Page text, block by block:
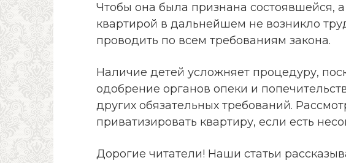
Чтобы она была признана состоявшейся,
квартирой в дальнейшем не возникло
проводить по всем требованиям закона.
Наличие детей усложняет процедуру,
одобрение органов опеки и
других обязательных требований.
приватизировать квартиру, если есть
Дорогие читатели! Наши статьи